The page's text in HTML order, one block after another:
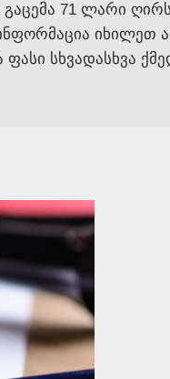
71 ლარი
იხილეთ
სხვადასხვა